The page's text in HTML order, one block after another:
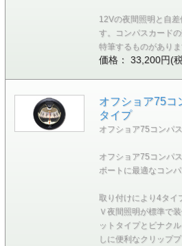
12Vの夜間照明と自
す。コンパスカード
特筆するものがありま
価格： 33,200円(
オフショア75
タイプ
オフショア75コンパ
オフショア75コンパ
ボートに最適なコンパ
取り付けにより4タイ
Ｖ夜間照明が標準で
ットタイプとビナク
しに便利なクリップ